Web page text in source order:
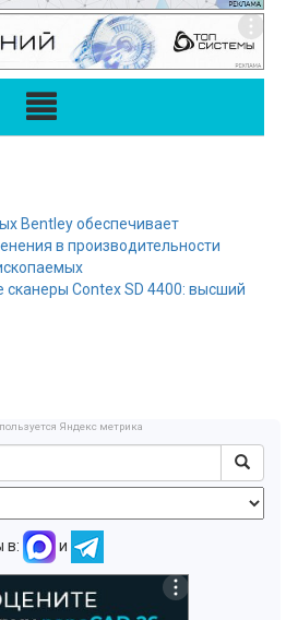
Bentley обеспечивает
в производительности
Contex SD 4400: высший
Яндекс метрика
в: и